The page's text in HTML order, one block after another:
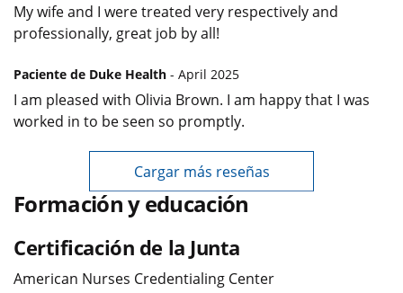
My wife and I were treated very respectively and
professionally, great job by all!
Paciente de Duke Health - April 2025
I am pleased with Olivia Brown. I am happy that I was
worked in to be seen so promptly.
Cargar más reseñas
Formación y educación
Certificación de la Junta
American Nurses Credentialing Center